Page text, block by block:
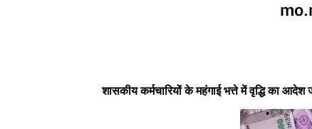
शासकीय कर्मचारियों के महंगाई भत्ते में वृद्धि का